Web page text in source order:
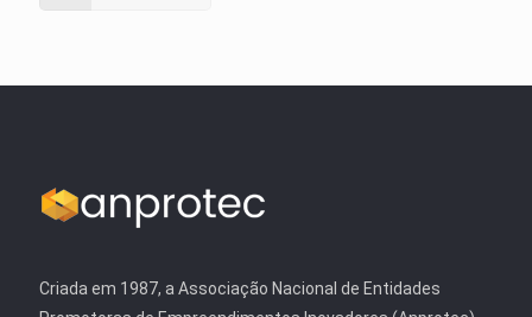
Criada em 1987, a Associação Nacional de Entidades